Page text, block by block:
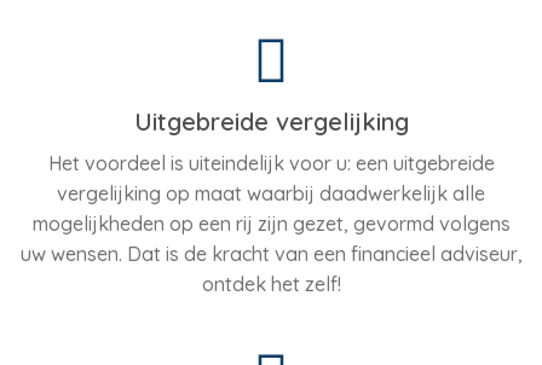
Uitgebreide vergelijking
Het voordeel is uiteindelijk voor u: een uitgebreide
vergelijking op maat waarbij daadwerkelijk alle
mogelijkheden op een rij zijn gezet, gevormd volgens
uw wensen. Dat is de kracht van een financieel adviseur,
ontdek het zelf!